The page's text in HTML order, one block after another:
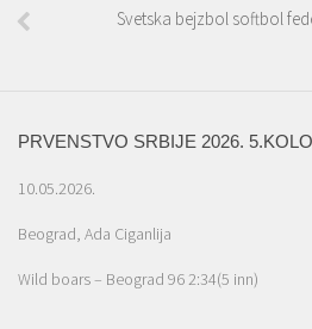
Svetska bejzbol softbol
PRVENSTVO SRBIJE 2026.
10.05.2026.
Beograd, Ada Ciganlija
Wild boars – Beograd 96 2:34(5 inn)